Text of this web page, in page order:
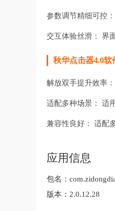
参数调节精细可控
交互体验丝滑： 界
秋华点击器4.0软
解放双手提升效率
适配多种场景： 适
兼容性良好： 适配
应用信息
包名：
版本： 2.0.12.28